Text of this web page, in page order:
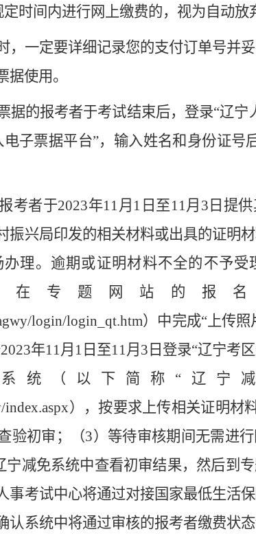
时间内进行网上缴费的，视为自动放
，一定要详细记录您的支付订单号并
使用。
据的报考者于考试结束后，登录“辽宁
子票据平台”，输入姓名和身份证号
考者于2023年11月1日至11月3日提
振兴局印发的相关材料或出具的证明
理。逾期或证明材料不全的不予受
在专题网站的报
login/login_qt.htm）中完成“上传
年11月1日至11月3日登录“辽宁考
统（以下简称“辽宁
index.aspx），按要求上传相关证明材
验初审；（3）等待审核期间无需进
宁减免系统中查看初审结果，然后到
事考试中心将通过对接国家最低生活
认系统中将通过审核的报考者缴费状